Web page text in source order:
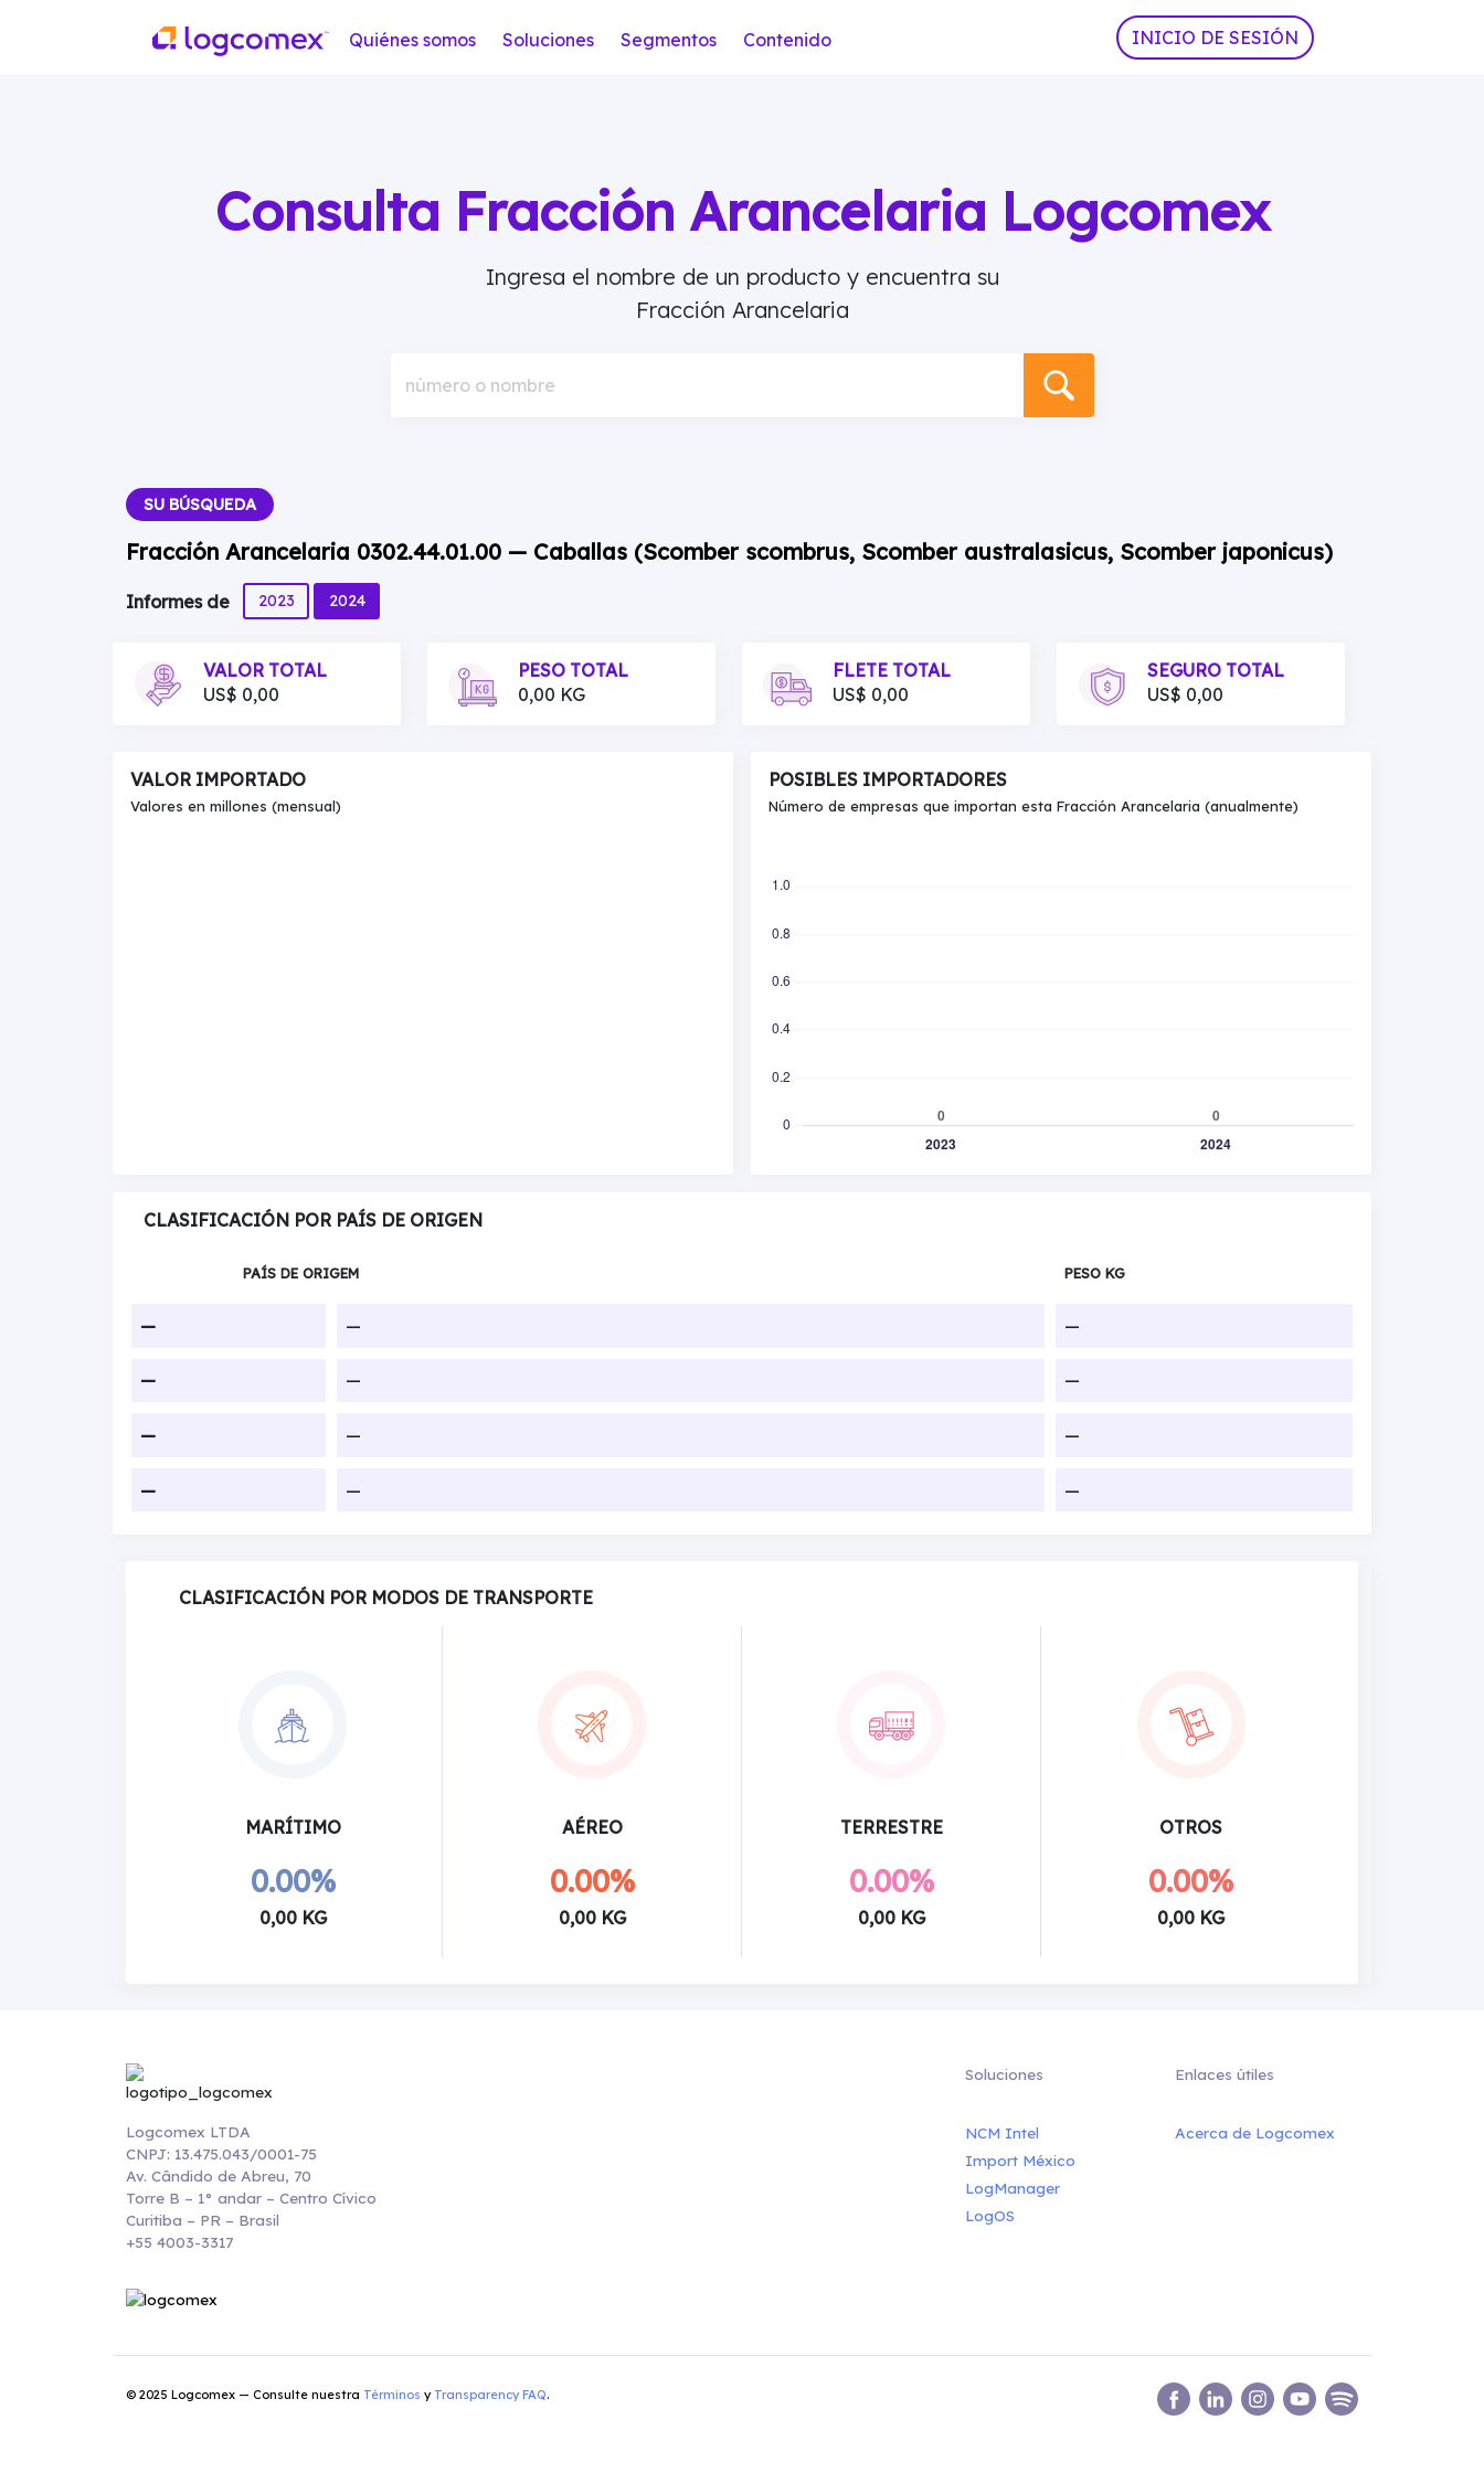
Quiénes somos Soluciones Segmentos Contenido INICIO DE SESIÓN
Consulta Fracción Arancelaria Logcomex
Ingresa el nombre de un producto y encuentra su
Fracción Arancelaria
número o nombre
SU BÚSQUEDA
Fracción Arancelaria 0302.44.01.00 — Caballas (Scomber scombrus, Scomber australasicus, Scomber japonicus)
Informes de 2023 2024
VALOR TOTAL
US$ 0,00
PESO TOTAL
0,00 KG
FLETE TOTAL
US$ 0,00
SEGURO TOTAL
US$ 0,00
VALOR IMPORTADO
Valores en millones (mensual)
POSIBLES IMPORTADORES
Número de empresas que importan esta Fracción Arancelaria (anualmente)
CLASIFICACIÓN POR PAÍS DE ORIGEN
PAÍS DE ORIGEM PESO KG
— — —
— — —
— — —
— — —
CLASIFICACIÓN POR MODOS DE TRANSPORTE
MARÍTIMO
0.00%
0,00 KG
AÉREO
0.00%
0,00 KG
TERRESTRE
0.00%
0,00 KG
OTROS
0.00%
0,00 KG
Logcomex LTDA
CNPJ: 13.475.043/0001-75
Av. Cândido de Abreu, 70
Torre B – 1° andar – Centro Cívico
Curitiba – PR – Brasil
+55 4003-3317
Soluciones
NCM Intel
Import México
LogManager
LogOS
Enlaces útiles
Acerca de Logcomex
© 2025 Logcomex — Consulte nuestra Términos y Transparency FAQ.